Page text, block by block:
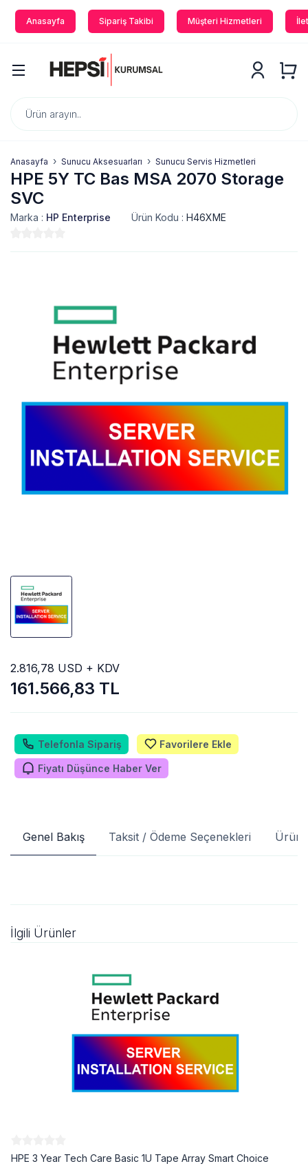
Anasayfa Sipariş Takibi Müşteri Hizmetleri
Anasayfa Sunucu Aksesuarları Sunucu Servis Hizmetleri
HPE 5Y TC Bas MSA 2070 Storage
SVC
Marka : HP Enterprise Ürün Kodu : H46XME
161.566,83 TL
2.816,78 USD + KDV
Telefonla Sipariş Favorilere Ekle
Fiyatı Düşünce Haber Ver
Genel Bakış Taksit / Ödeme Seçenekleri Ürün
İlgili Ürünler
HPE 3 Year Tech Care Basic 1U Tape Array Smart Choice